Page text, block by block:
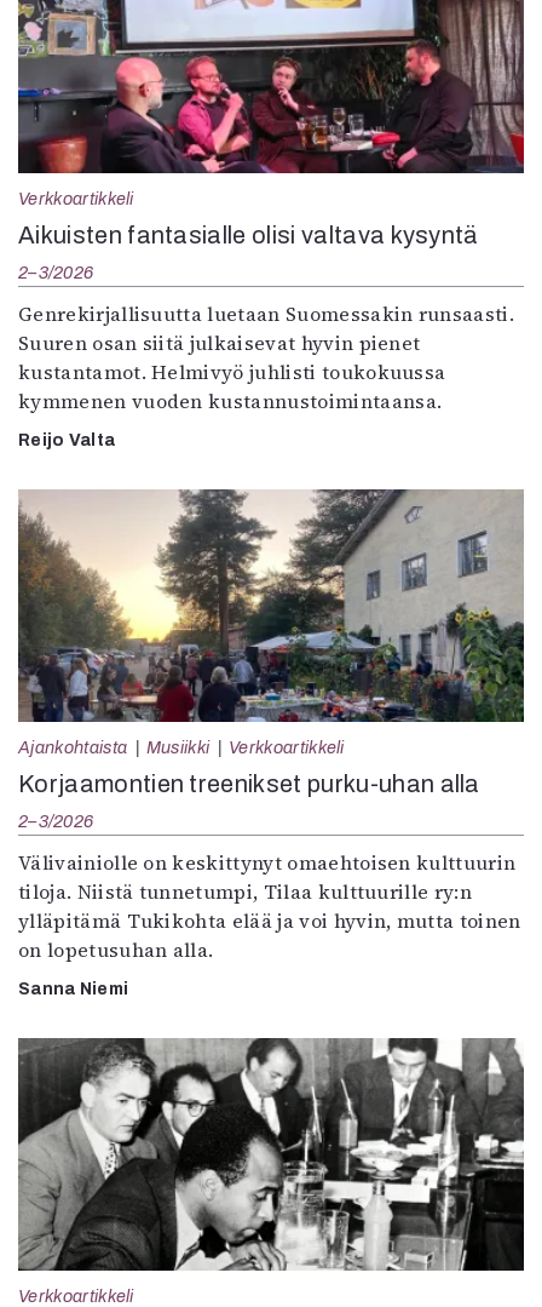
Verkkoartikkeli
Aikuisten fantasialle olisi valtava kysyntä
2–3/2026
Genrekirjallisuutta luetaan Suomessakin runsaasti.
Suuren osan siitä julkaisevat hyvin pienet
kustantamot. Helmivyö juhlisti toukokuussa
kymmenen vuoden kustannustoimintaansa.
Reijo Valta
Ajankohtaista Musiikki Verkkoartikkeli
Korjaamontien treenikset purku-uhan alla
2–3/2026
Välivainiolle on keskittynyt omaehtoisen kulttuurin
tiloja. Niistä tunnetumpi, Tilaa kulttuurille ry:n
ylläpitämä Tukikohta elää ja voi hyvin, mutta toinen
on lopetusuhan alla.
Sanna Niemi
Verkkoartikkeli